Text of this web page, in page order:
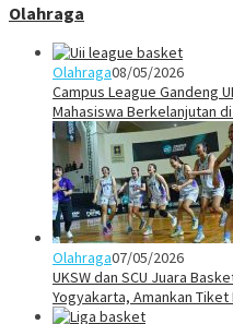
Olahraga
Olahraga08/05/2026
Campus League Gandeng
Mahasiswa Berkelanjutan
Olahraga07/05/2026
UKSW dan SCU Juara
Yogyakarta, Amankan Tiket